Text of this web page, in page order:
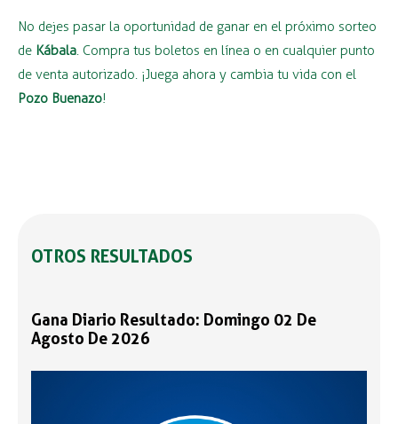
No dejes pasar la oportunidad de ganar en el próximo sorteo
de Kábala. Compra tus boletos en línea o en cualquier punto
de venta autorizado. ¡Juega ahora y cambia tu vida con el
Pozo Buenazo!
OTROS RESULTADOS
Gana Diario Resultado: Domingo 02 De
Agosto De 2026